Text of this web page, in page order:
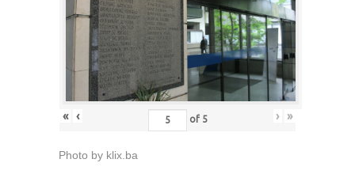
« ‹ of 5 › »
Photo by klix.ba